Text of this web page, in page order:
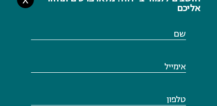
אליכם
שם
אימייל
טלפון